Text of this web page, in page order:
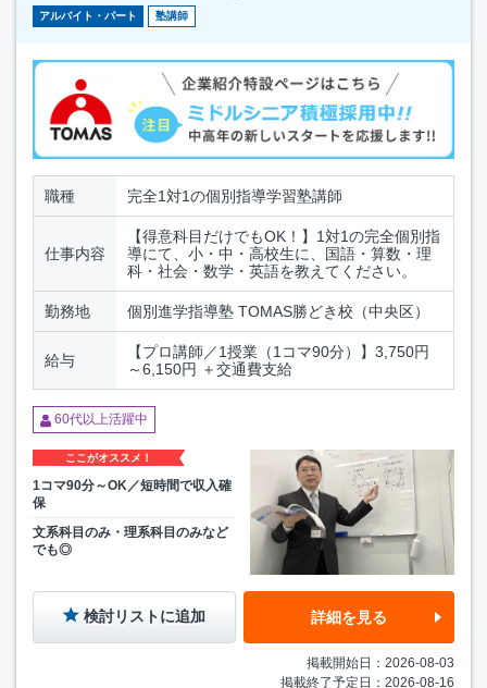
アルバイト・パート 塾講師
職種 完全1対1の個別指導学習塾講師
仕事内容
【得意科目だけでもOK！】1対1の完全個別指
導にて、小・中・高校生に、国語・算数・理
科・社会・数学・英語を教えてください。
勤務地 個別進学指導塾 TOMAS勝どき校（中央区）
給与
【プロ講師／1授業（1コマ90分）】3,750円
～6,150円 ＋交通費支給
60代以上活躍中
ここがオススメ！
1コマ90分～OK／短時間で収入確
保
文系科目のみ・理系科目のみなど
でも◎
検討リストに追加 詳細を見る
掲載開始日：2026-08-03
掲載終了予定日：2026-08-16